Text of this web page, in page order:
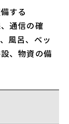
する
通信の確
風呂、ベッ
、物資の備